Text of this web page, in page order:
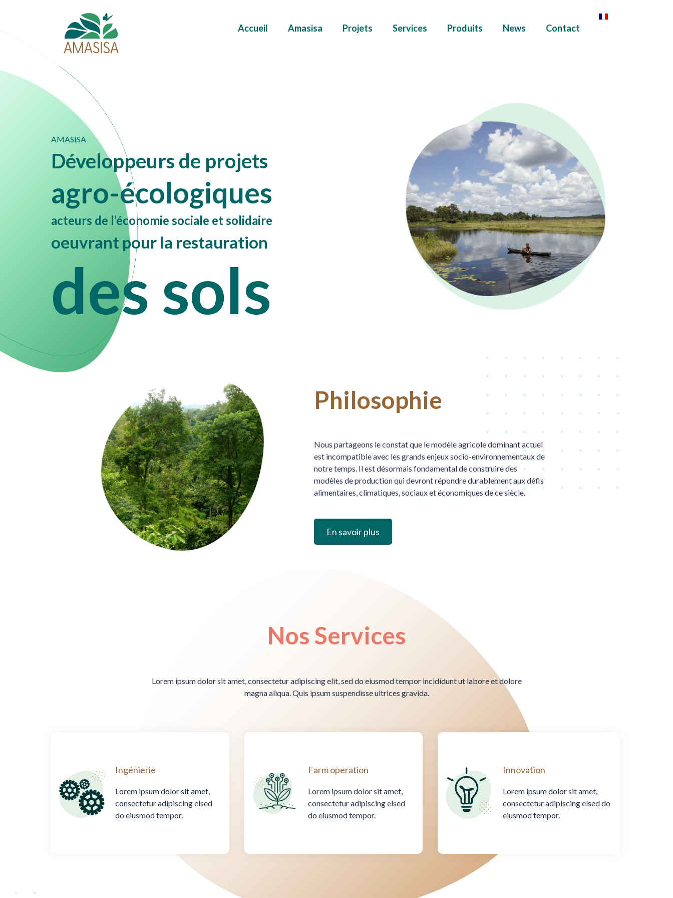
Accueil Amasisa Projets Services Produits News Contact
AMASISA
Développeurs de projets
agro-écologiques
acteurs de l’économie sociale et solidaire
oeuvrant pour la restauration
des sols
Philosophie
Nous partageons le constat que le modèle agricole dominant actuel
est incompatible avec les grands enjeux socio-environnementaux de
notre temps. Il est désormais fondamental de construire des
modèles de production qui devront répondre durablement aux défis
alimentaires, climatiques, sociaux et économiques de ce siècle.
En savoir plus
Nos Services
Lorem ipsum dolor sit amet, consectetur adipiscing elit, sed do eiusmod tempor incididunt ut labore et dolore
magna aliqua. Quis ipsum suspendisse ultrices gravida.
Ingénierie
Lorem ipsum dolor sit amet,
consectetur adipiscing elsed
do eiusmod tempor.
Farm operation
Lorem ipsum dolor sit amet,
consectetur adipiscing elsed
do eiusmod tempor.
Innovation
Lorem ipsum dolor sit amet,
consectetur adipiscing elsed do
eiusmod tempor.